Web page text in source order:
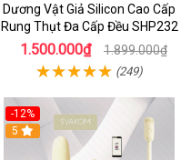
Dương Vật Giả Silicon Cao Cấp
Rung Thụt Đa Cấp Đều SHP232
1.500.000₫ 1.899.000₫
(249)
-12%
5